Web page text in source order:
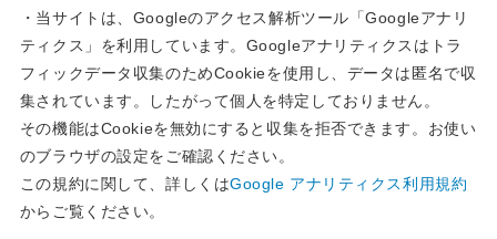
・当サイトは、Googleのアクセス解析ツール「Googleアナリ
ティクス」を利用しています。Googleアナリティクスはトラ
フィックデータ収集のためCookieを使用し、データは匿名で収
集されています。したがって個人を特定しておりません。
その機能はCookieを無効にすると収集を拒否できます。お使い
のブラウザの設定をご確認ください。
この規約に関して、詳しくはGoogle アナリティクス利用規約
からご覧ください。